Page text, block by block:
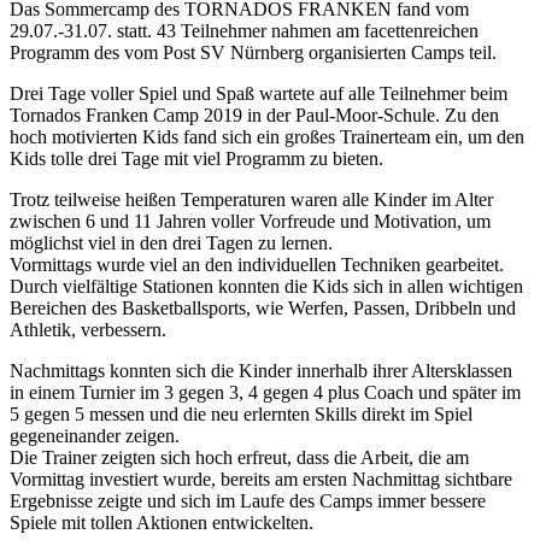
Das Sommercamp des TORNADOS FRANKEN fand vom
29.07.-31.07. statt. 43 Teilnehmer nahmen am facettenreichen
Programm des vom Post SV Nürnberg organisierten Camps teil.
Drei Tage voller Spiel und Spaß wartete auf alle Teilnehmer beim
Tornados Franken Camp 2019 in der Paul-Moor-Schule. Zu den
hoch motivierten Kids fand sich ein großes Trainerteam ein, um den
Kids tolle drei Tage mit viel Programm zu bieten.
Trotz teilweise heißen Temperaturen waren alle Kinder im Alter
zwischen 6 und 11 Jahren voller Vorfreude und Motivation, um
möglichst viel in den drei Tagen zu lernen.
Vormittags wurde viel an den individuellen Techniken gearbeitet.
Durch vielfältige Stationen konnten die Kids sich in allen wichtigen
Bereichen des Basketballsports, wie Werfen, Passen, Dribbeln und
Athletik, verbessern.
Nachmittags konnten sich die Kinder innerhalb ihrer Altersklassen
in einem Turnier im 3 gegen 3, 4 gegen 4 plus Coach und später im
5 gegen 5 messen und die neu erlernten Skills direkt im Spiel
gegeneinander zeigen.
Die Trainer zeigten sich hoch erfreut, dass die Arbeit, die am
Vormittag investiert wurde, bereits am ersten Nachmittag sichtbare
Ergebnisse zeigte und sich im Laufe des Camps immer bessere
Spiele mit tollen Aktionen entwickelten.